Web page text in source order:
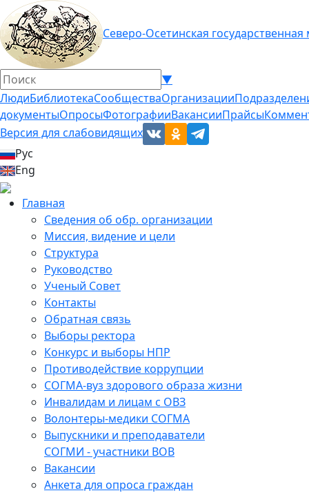
Северо-Осетинская
▼
ЛюдиБиблиотекаСообществаОрганизации
документыОпросыФотографииВакансииПрайсы
Версия для слабовидящих
Рус
Eng
Главная
Сведения об обр. организации
Миссия, видение и цели
Структура
Руководство
Ученый Совет
Контакты
Обратная связь
Выборы ректора
Конкурс и выборы НПР
Противодействие коррупции
СОГМА-вуз здорового образа жизни
Инвалидам и лицам с ОВЗ
Волонтеры-медики СОГМА
Выпускники и преподаватели
СОГМИ - участники ВОВ
Вакансии
Анкета для опроса граждан